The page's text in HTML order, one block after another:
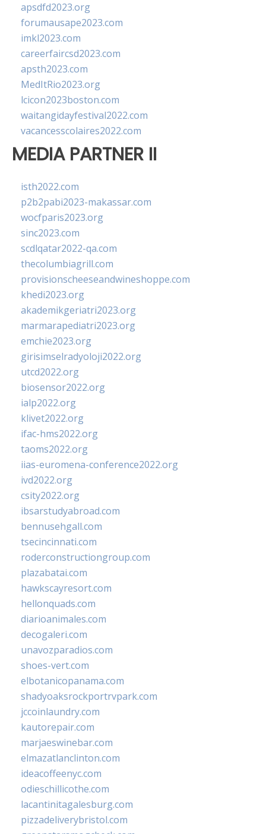
apsdfd2023.org
forumausape2023.com
imkl2023.com
careerfaircsd2023.com
apsth2023.com
MedItRio2023.org
lcicon2023boston.com
waitangidayfestival2022.com
vacancesscolaires2022.com
MEDIA PARTNER II
isth2022.com
p2b2pabi2023-makassar.com
wocfparis2023.org
sinc2023.com
scdlqatar2022-qa.com
thecolumbiagrill.com
provisionscheeseandwineshoppe.com
khedi2023.org
akademikgeriatri2023.org
marmarapediatri2023.org
emchie2023.org
girisimselradyoloji2022.org
utcd2022.org
biosensor2022.org
ialp2022.org
klivet2022.org
ifac-hms2022.org
taoms2022.org
iias-euromena-conference2022.org
ivd2022.org
csity2022.org
ibsarstudyabroad.com
bennusehgall.com
tsecincinnati.com
roderconstructiongroup.com
plazabatai.com
hawkscayresort.com
hellonquads.com
diarioanimales.com
decogaleri.com
unavozparadios.com
shoes-vert.com
elbotanicopanama.com
shadyoaksrockportrvpark.com
jccoinlaundry.com
kautorepair.com
marjaeswinebar.com
elmazatlanclinton.com
ideacoffeenyc.com
odieschillicothe.com
lacantinitagalesburg.com
pizzadeliverybristol.com